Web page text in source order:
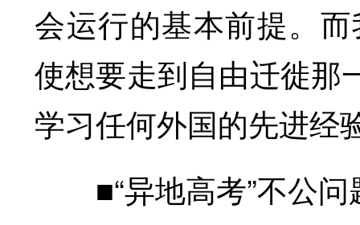
会运行的基本前提。
使想要走到自由迁徙那
学习任何外国的先进经
■“异地高考”不公问